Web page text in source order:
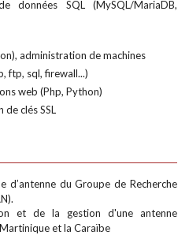
données SQL (MySQL/MariaDB,
administration de machines
ftp, sql, firewall...)
web (Php, Python)
de clés SSL
d’antenne du Groupe de Recherche
et de la gestion d'une antenne
et la Caraïbe